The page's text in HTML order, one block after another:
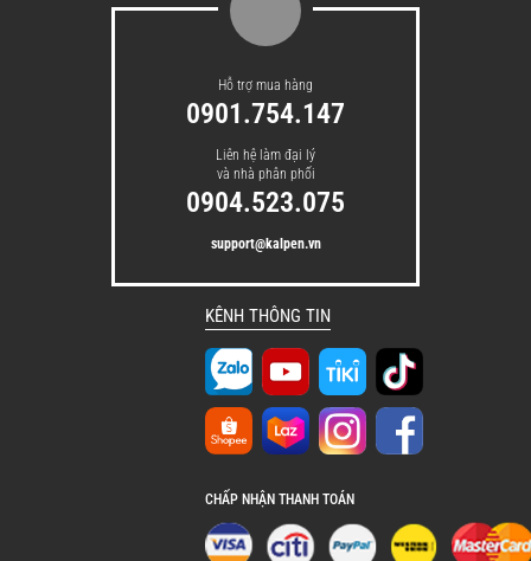
Hỗ trợ mua hàng
0901.754.147
Liên hệ làm đại lý
và nhà phân phối
0904.523.075
support@kalpen.vn
KÊNH THÔNG TIN
CHẤP NHẬN THANH TOÁN